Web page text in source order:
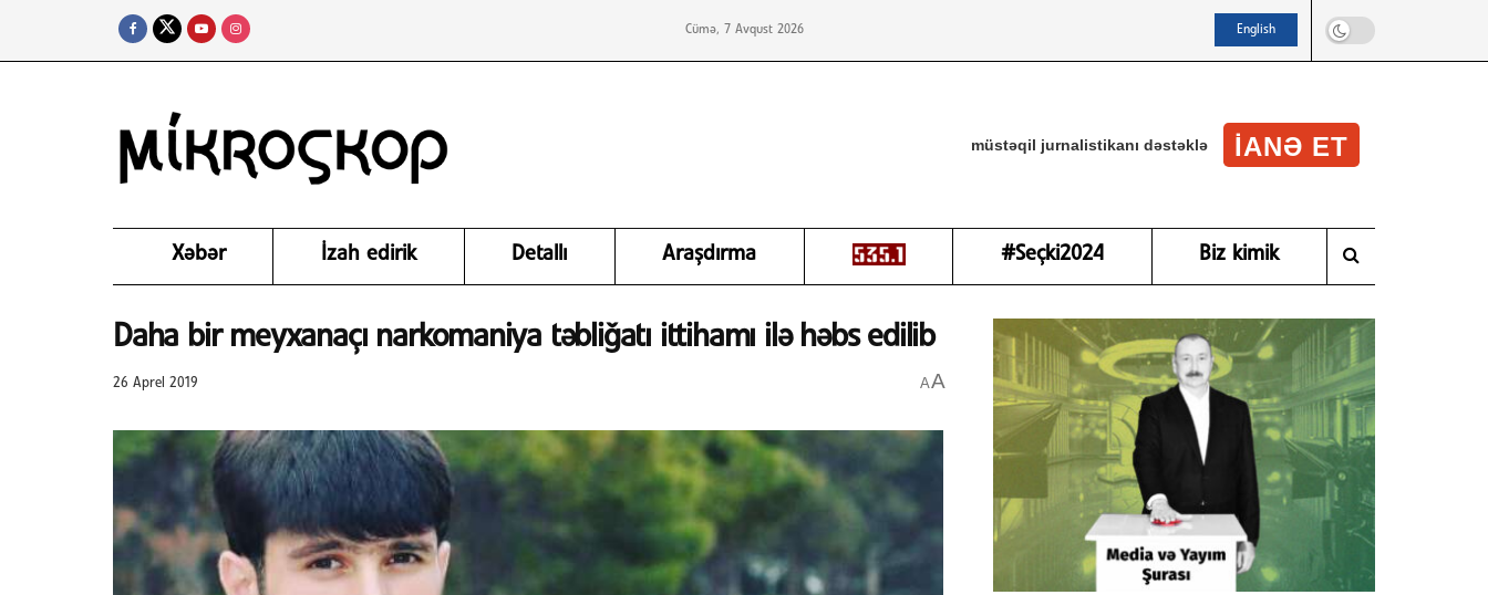
Cümə, 7 Avqust 2026 English
müstəqil jurnalistikanı dəstəklə IANƏ ET
Xəbər İzah edirik Detallı Araşdırma #Seçki2024 Biz kimik
Daha bir meyxanaçı narkomaniya təbliğatı ittihamı ilə həbs edilib
26 Aprel 2019 AA